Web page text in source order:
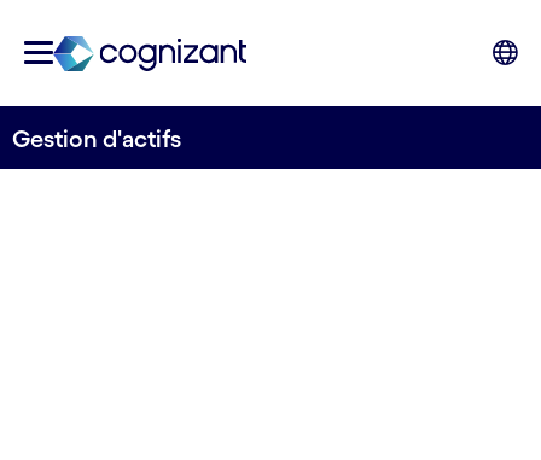
Gestion d'actifs